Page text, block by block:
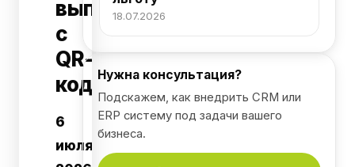
выписку
с
QR-
кодом
6
июля
18.07.2026
Нужна консультация?
Подскажем, как внедрить CRM или
ERP систему под задачи вашего
бизнеса.